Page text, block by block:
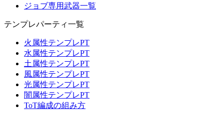
ジョブ専用武器一覧
テンプレパーティ一覧
火属性テンプレPT
水属性テンプレPT
土属性テンプレPT
風属性テンプレPT
光属性テンプレPT
闇属性テンプレPT
ToT編成の組み方